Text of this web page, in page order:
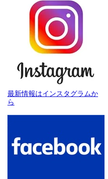
最新情報はインスタグラムか
ら